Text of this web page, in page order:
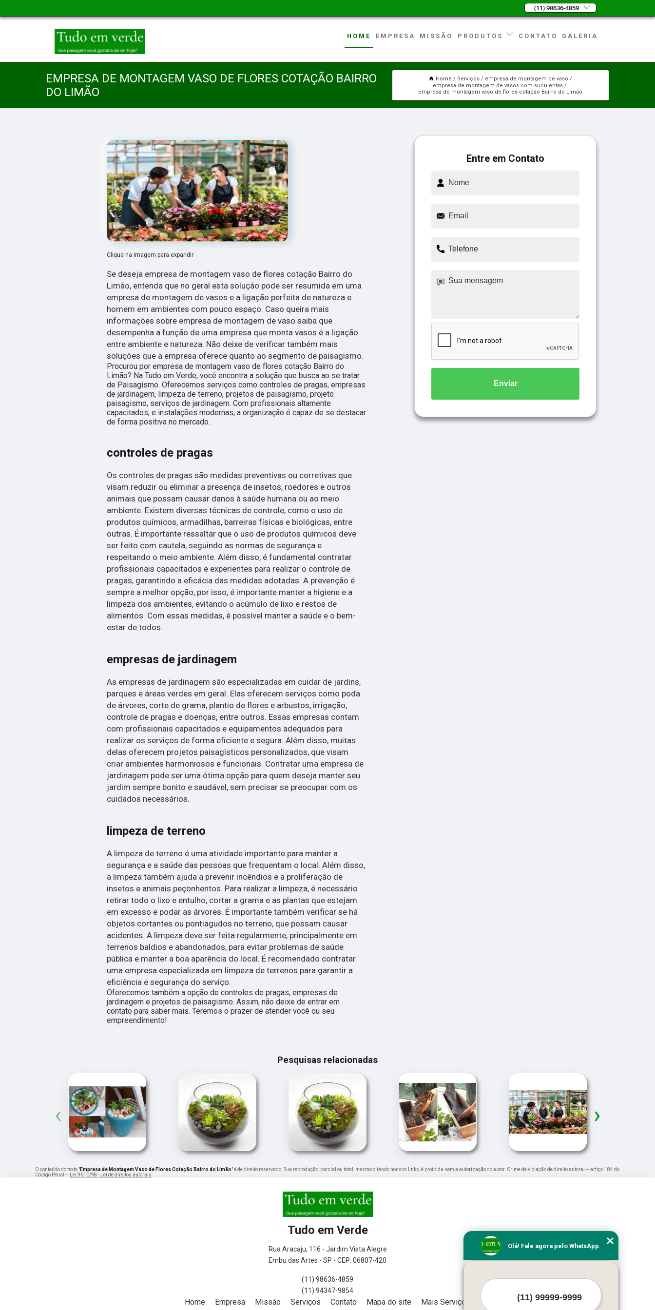
(11) 98636-4859
HOME EMPRESA MISSÃO PRODUTOS CONTATO GALERIA
EMPRESA DE MONTAGEM VASO DE FLORES COTAÇÃO BAIRRO
DO LIMÃO
Home Serviços
empresa de montagem de vaso
empresa de montagem de vasos com suculentas
empresa de montagem vaso de flores cotação Bairro do Limão
Clique na imagem para expandir
Se deseja empresa de montagem vaso de flores cotação Bairro do
Limão, entenda que no geral esta solução pode ser resumida em uma
empresa de montagem de vasos e a ligação perfeita de natureza e
homem em ambientes com pouco espaço. Caso queira mais
informações sobre empresa de montagem de vaso saiba que
desempenha a função de uma empresa que monta vasos é a ligação
entre ambiente e natureza. Não deixe de verificar também mais
soluções que a empresa oferece quanto ao segmento de paisagismo.
Procurou por empresa de montagem vaso de flores cotação Bairro do
Limão? Na Tudo em Verde, você encontra a solução que busca ao se tratar
de Paisagismo. Oferecemos serviços como controles de pragas, empresas
de jardinagem, limpeza de terreno, projetos de paisagismo, projeto
paisagismo, serviços de jardinagem. Com profissionais altamente
capacitados, e instalações modernas, a organização é capaz de se destacar
de forma positiva no mercado.
controles de pragas
Os controles de pragas são medidas preventivas ou corretivas que
visam reduzir ou eliminar a presença de insetos, roedores e outros
animais que possam causar danos à saúde humana ou ao meio
ambiente. Existem diversas técnicas de controle, como o uso de
produtos químicos, armadilhas, barreiras físicas e biológicas, entre
outras. É importante ressaltar que o uso de produtos químicos deve
ser feito com cautela, seguindo as normas de segurança e
respeitando o meio ambiente. Além disso, é fundamental contratar
profissionais capacitados e experientes para realizar o controle de
pragas, garantindo a eficácia das medidas adotadas. A prevenção é
sempre a melhor opção, por isso, é importante manter a higiene e a
limpeza dos ambientes, evitando o acúmulo de lixo e restos de
alimentos. Com essas medidas, é possível manter a saúde e o bem-
estar de todos.
empresas de jardinagem
As empresas de jardinagem são especializadas em cuidar de jardins,
parques e áreas verdes em geral. Elas oferecem serviços como poda
de árvores, corte de grama, plantio de flores e arbustos, irrigação,
controle de pragas e doenças, entre outros. Essas empresas contam
com profissionais capacitados e equipamentos adequados para
realizar os serviços de forma eficiente e segura. Além disso, muitas
delas oferecem projetos paisagísticos personalizados, que visam
criar ambientes harmoniosos e funcionais. Contratar uma empresa de
jardinagem pode ser uma ótima opção para quem deseja manter seu
jardim sempre bonito e saudável, sem precisar se preocupar com os
cuidados necessários.
limpeza de terreno
A limpeza de terreno é uma atividade importante para manter a
segurança e a saúde das pessoas que frequentam o local. Além disso,
a limpeza também ajuda a prevenir incêndios e a proliferação de
insetos e animais peçonhentos. Para realizar a limpeza, é necessário
retirar todo o lixo e entulho, cortar a grama e as plantas que estejam
em excesso e podar as árvores. É importante também verificar se há
objetos cortantes ou pontiagudos no terreno, que possam causar
acidentes. A limpeza deve ser feita regularmente, principalmente em
terrenos baldios e abandonados, para evitar problemas de saúde
pública e manter a boa aparência do local. É recomendado contratar
uma empresa especializada em limpeza de terrenos para garantir a
eficiência e segurança do serviço.
Oferecemos também a opção de controles de pragas, empresas de
jardinagem e projetos de paisagismo. Assim, não deixe de entrar em
contato para saber mais. Teremos o prazer de atender você ou seu
empreendimento!
Entre em Contato
Enviar
Pesquisas relacionadas
‹ ›
O conteúdo do texto "Empresa de Montagem Vaso de Flores Cotação Bairro do Limão" é de direito reservado. Sua reprodução, parcial ou total, mesmo citando nossos links, é proibida sem a autorização do autor. Crime de violação de direito autoral – artigo 184 do
Código Penal – Lei 9610/98 - Lei de direitos autorais.
Tudo em Verde
Rua Aracaju, 116 - Jardim Vista Alegre
Embu das Artes - SP - CEP: 06807-420
(11) 98636-4859
(11) 94347-9854
Home Empresa Missão Serviços Contato Mapa do site Mais Serviços
Olá! Fale agora pelo WhatsApp.